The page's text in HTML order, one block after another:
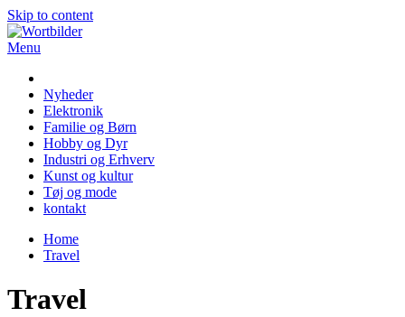
Skip to content
Menu
Nyheder
Elektronik
Familie og Børn
Hobby og Dyr
Industri og Erhverv
Kunst og kultur
Tøj og mode
kontakt
Home
Travel
Travel